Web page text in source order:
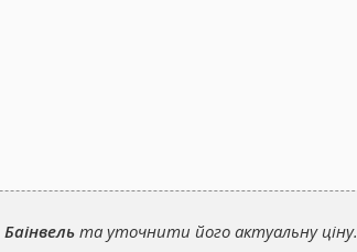
Баінвельта уточнити його актуальну ціну.